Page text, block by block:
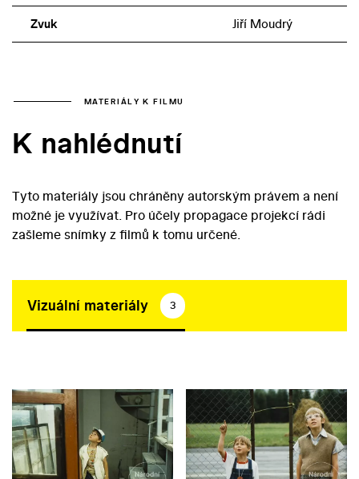
Zvuk Jiří Moudrý
MATERIÁLY K FILMU
K nahlédnutí
Tyto materiály jsou chráněny autorským právem a není
možné je využívat. Pro účely propagace projekcí rádi
zašleme snímky z filmů k tomu určené.
Vizuální materiály 3